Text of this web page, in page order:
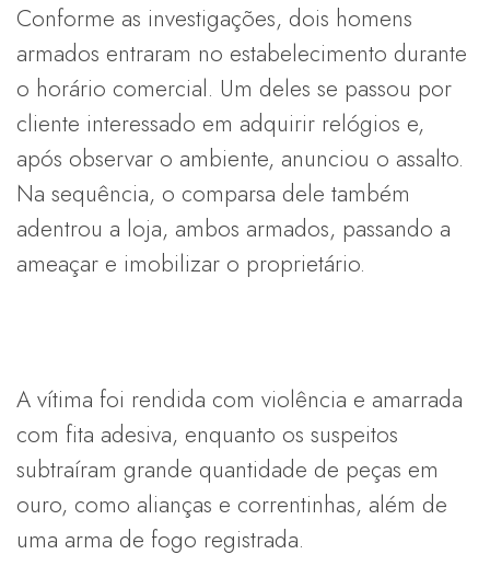
Conforme as investigações, dois homens
armados entraram no estabelecimento durante
o horário comercial. Um deles se passou por
cliente interessado em adquirir relógios e,
após observar o ambiente, anunciou o assalto.
Na sequência, o comparsa dele também
adentrou a loja, ambos armados, passando a
ameaçar e imobilizar o proprietário.
A vítima foi rendida com violência e amarrada
com fita adesiva, enquanto os suspeitos
subtraíram grande quantidade de peças em
ouro, como alianças e correntinhas, além de
uma arma de fogo registrada.